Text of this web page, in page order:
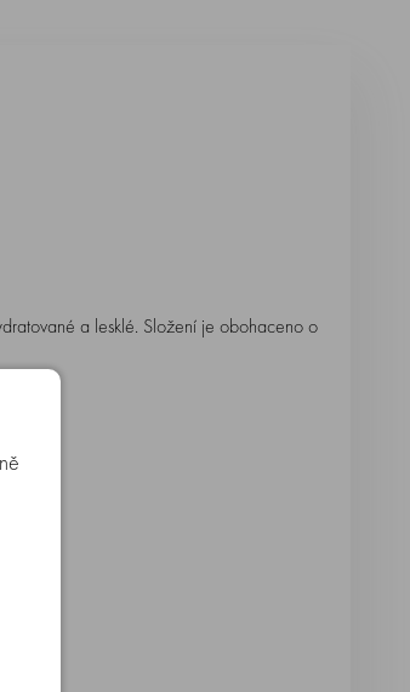
a lesklé. Složení je obohaceno o